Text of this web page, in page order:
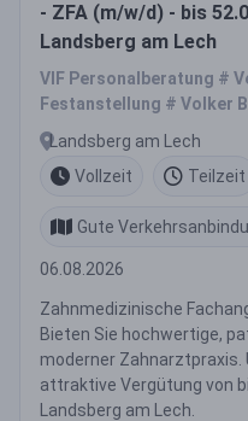
- ZFA (m/w/d) - bis
Landsberg am Lech
VIF Personalberatung #
Festanstellung # Volker
Landsberg am Lech
Vollzeit
Teilzeit
Gute
06.08.2026
Zahnmedizinische
Bieten Sie hochwertige,
moderner
attraktive Vergütung von
Landsberg am Lech.